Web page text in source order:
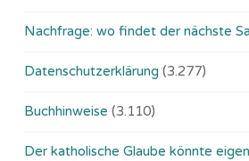
Nachfrage: wo findet der nächste
Datenschutzerklärung (3.277)
Buchhinweise (3.110)
Der katholische Glaube könnte